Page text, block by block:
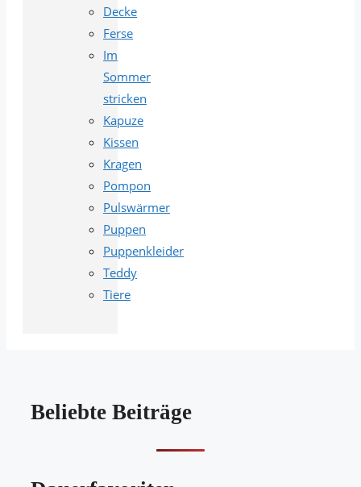
Decke
Ferse
Im
Sommer
stricken
Kapuze
Kissen
Kragen
Pompon
Pulswärmer
Puppen
Puppenkleider
Teddy
Tiere
Beliebte Beiträge